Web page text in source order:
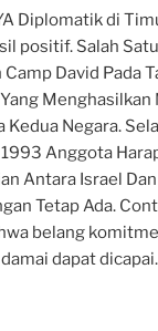
Diplomatik di
positif. Salah
David Pada
Menghasilkan
Kedua Negara.
Anggota
Antara Israel
Tetap Ada.
belang
dapat dicapai.